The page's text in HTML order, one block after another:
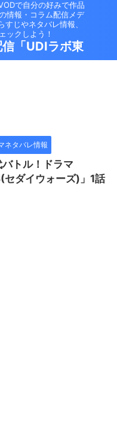
で自分の好みで作品
情報・コラム配信メデ
すじやネタバレ情報、
ックしよう！
「UDIラボ東
ネタバレ情報
トル！ドラマ
セダイウォーズ)」1話